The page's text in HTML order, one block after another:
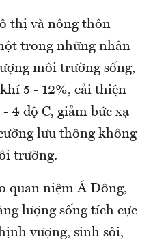
thị và nông thôn
trong những nhân
môi trường sống,
5 - 12%, cải thiện
4 độ C, giảm bức xạ
lưu thông không
trường.
quan niệm Á Đông,
lượng sống tích cực
vượng, sinh sôi,